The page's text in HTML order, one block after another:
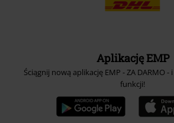
Aplikację EMP
Ściągnij nową aplikację EMP - ZA DARMO
funkcji!